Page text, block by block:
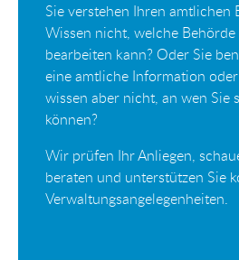
Sie verstehen Ihren amtlichen
Wissen nicht, welche Behörde
bearbeiten kann? Oder Sie
eine amtliche Information
wissen aber nicht, an wen Sie
können?
Wir prüfen Ihr Anliegen,
beraten und unterstützen Sie
Verwaltungsangelegenheiten.